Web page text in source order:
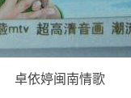
卓依婷闽南情歌